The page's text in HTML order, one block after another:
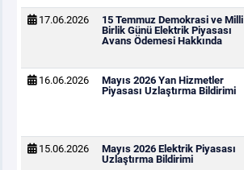
17.06.2026
15 Temmuz Demokrasi ve Milli
Birlik Günü Elektrik Piyasası
Avans Ödemesi Hakkında
16.06.2026
Mayıs 2026 Yan Hizmetler
Piyasası Uzlaştırma Bildirimi
15.06.2026
Mayıs 2026 Elektrik Piyasası
Uzlaştırma Bildirimi